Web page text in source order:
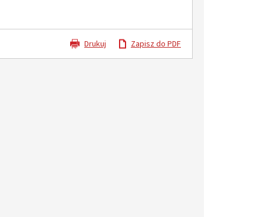
Dotacje z budżetu Mazowsza dla Gminy Iłów Letnie Kolonie w Górach 2026
Drukuj Zapisz do PDF